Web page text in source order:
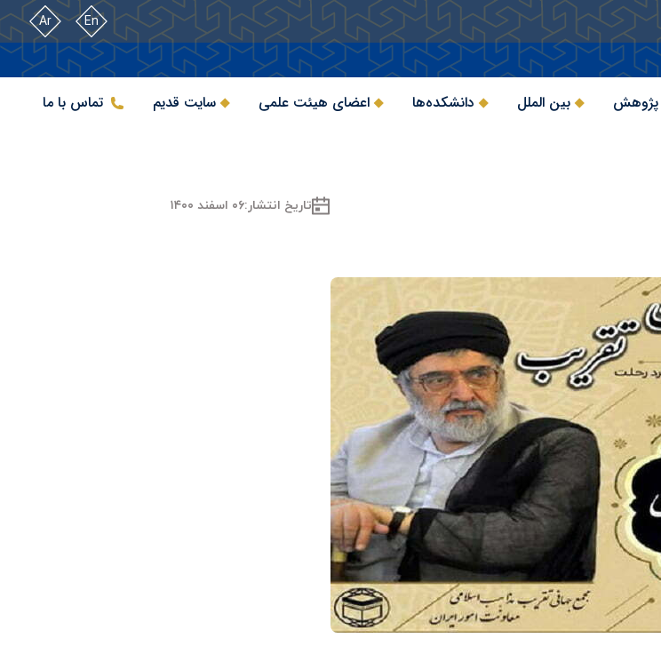
En
Ar
پژوهش بین الملل دانشکده‌ها اعضای هیئت علمی سایت قدیم تماس با ما
تاریخ انتشار:۰۶ اسفند ۱۴۰۰